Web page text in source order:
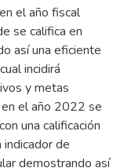
el año fiscal
se califica en
así una eficiente
incidirá
y metas
el año 2022 se
una calificación
de
demostrando así